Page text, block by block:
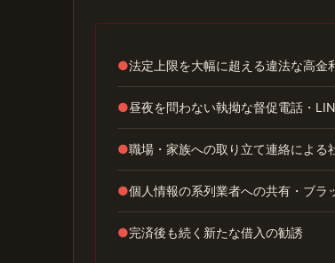
●法定上限を大幅に超える違法な高金
●昼夜を問わない執拗な督促電話・
●職場・家族への取り立て連絡による
●個人情報の系列業者への共有・ブラ
●完済後も続く新たな借入の勧誘